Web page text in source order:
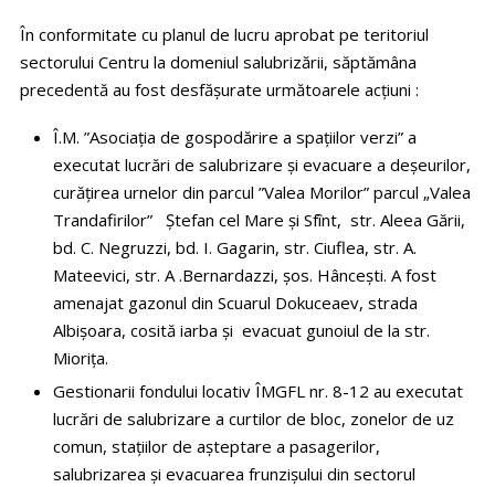
În conformitate cu planul de lucru aprobat pe teritoriul
sectorului Centru la domeniul salubrizării, săptămâna
precedentă au fost desfășurate următoarele acțiuni :
Î.M. ”Asociația de gospodărire a spațiilor verzi” a
executat lucrări de salubrizare și evacuare a deșeurilor,
curățirea urnelor din parcul ”Valea Morilor” parcul „Valea
Trandafirilor” Ștefan cel Mare și Sfînt, str. Aleea Gării,
bd. C. Negruzzi, bd. I. Gagarin, str. Ciuflea, str. A.
Mateevici, str. A .Bernardazzi, șos. Hâncești. A fost
amenajat gazonul din Scuarul Dokuceaev, strada
Albișoara, cosită iarba și evacuat gunoiul de la str.
Miorița.
Gestionarii fondului locativ ÎMGFL nr. 8-12 au executat
lucrări de salubrizare a curtilor de bloc, zonelor de uz
comun, stațiilor de așteptare a pasagerilor,
salubrizarea și evacuarea frunzișului din sectorul